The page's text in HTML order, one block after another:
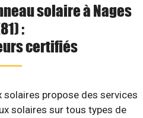
solaire à Nages
:
certifiés
solaires propose des services
solaires sur tous types de